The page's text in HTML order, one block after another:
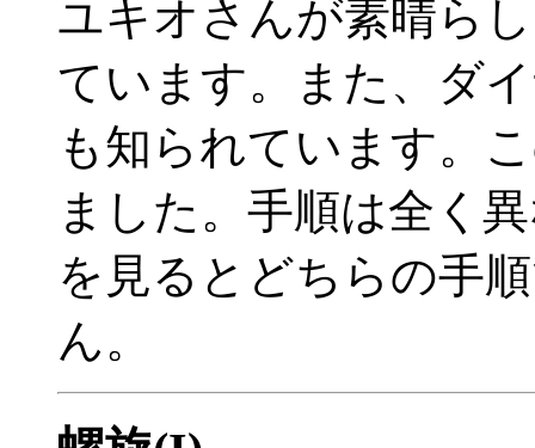
ユキオさんが素晴ら
ています。また、ダ
も知られています。
ました。手順は全く
を見るとどちらの手
ん。